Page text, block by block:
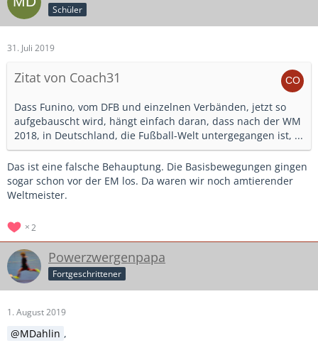
Schüler
31. Juli 2019
Zitat von Coach31
Dass Funino, vom DFB und einzelnen Verbänden, jetzt so
aufgebauscht wird, hängt einfach daran, dass nach der WM
2018, in Deutschland, die Fußball-Welt untergegangen ist, ...
Das ist eine falsche Behauptung. Die Basisbewegungen gingen
sogar schon vor der EM los. Da waren wir noch amtierender
Weltmeister.
2
Powerzwergenpapa
Fortgeschrittener
1. August 2019
MDahlin ,